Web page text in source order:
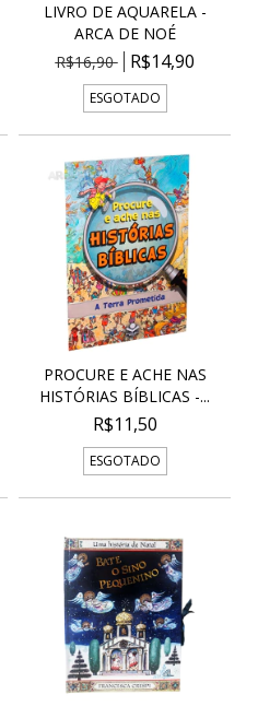
LIVRO DE AQUARELA -
ARCA DE NOÉ
R$16,90
R$14,90
ESGOTADO
PROCURE E ACHE NAS
HISTÓRIAS BÍBLICAS -...
R$11,50
ESGOTADO